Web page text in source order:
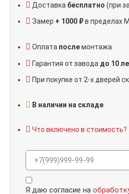
Доставка бесплатно (при
Замер + 1000 ₽в пределах
Оплата послемонтажа
Гарантия от завода до 10
При покупке от 2-х дверей
В наличии на складе
Что включено в стоимость?
Я даю согласие на